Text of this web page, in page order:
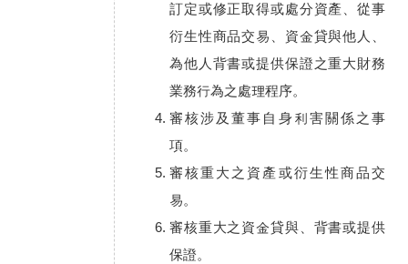
訂定或修正取得或處分資產、從事
衍生性商品交易、資金貸與他人、
為他人背書或提供保證之重大財務
業務行為之處理程序。
審核涉及董事自身利害關係之事
項。
審核重大之資產或衍生性商品交
易。
審核重大之資金貸與、背書或提供
保證。